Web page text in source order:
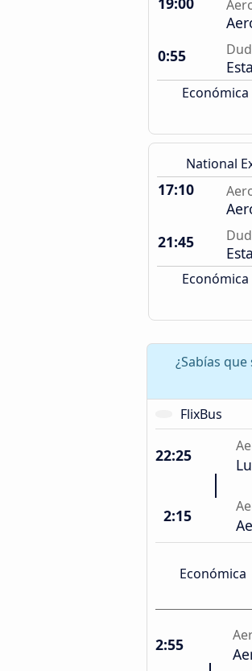
0:55
Económica
National
17:10
21:45
Económica
¿Sabías
FlixBus
22:25
2:15
Económica
2:55